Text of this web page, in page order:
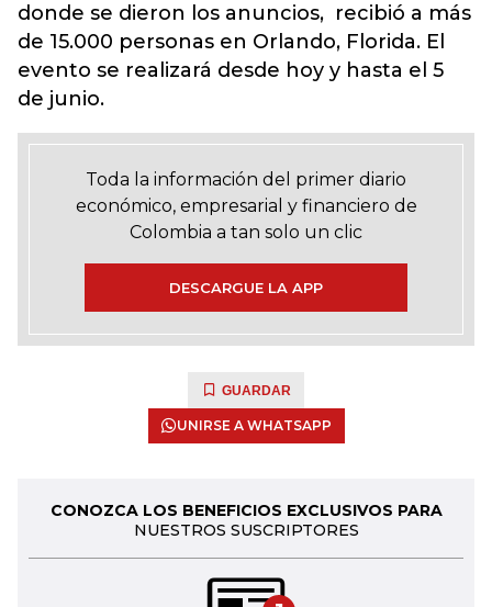
donde se dieron los anuncios, recibió a más
de 15.000 personas en Orlando, Florida. El
evento se realizará desde hoy y hasta el 5
de junio.
Toda la información del primer diario
económico, empresarial y financiero de
Colombia a tan solo un clic
DESCARGUE LA APP
GUARDAR
UNIRSE A WHATSAPP
CONOZCA LOS BENEFICIOS EXCLUSIVOS PARA
NUESTROS SUSCRIPTORES